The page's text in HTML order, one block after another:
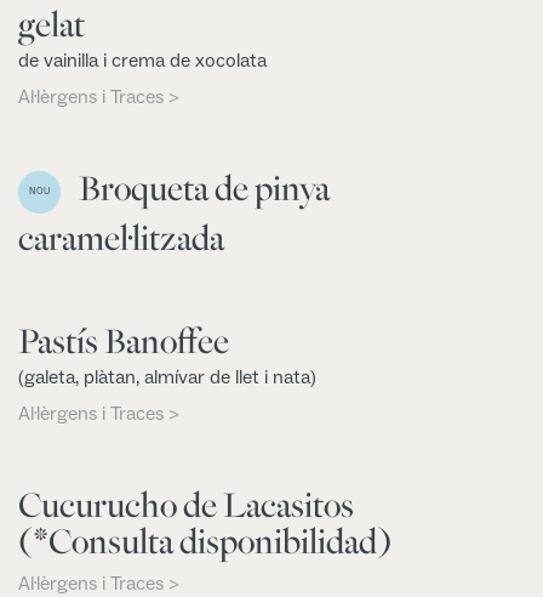
gelat
de vainilla i crema de xocolata
Al·lèrgens i Traces >
NOU
Broqueta de pinya
caramel·litzada
Pastís Banoffee
(galeta, plàtan, almívar de llet i nata)
Al·lèrgens i Traces >
Cucurucho de Lacasitos
(*Consulta disponibilidad)
Al·lèrgens i Traces >